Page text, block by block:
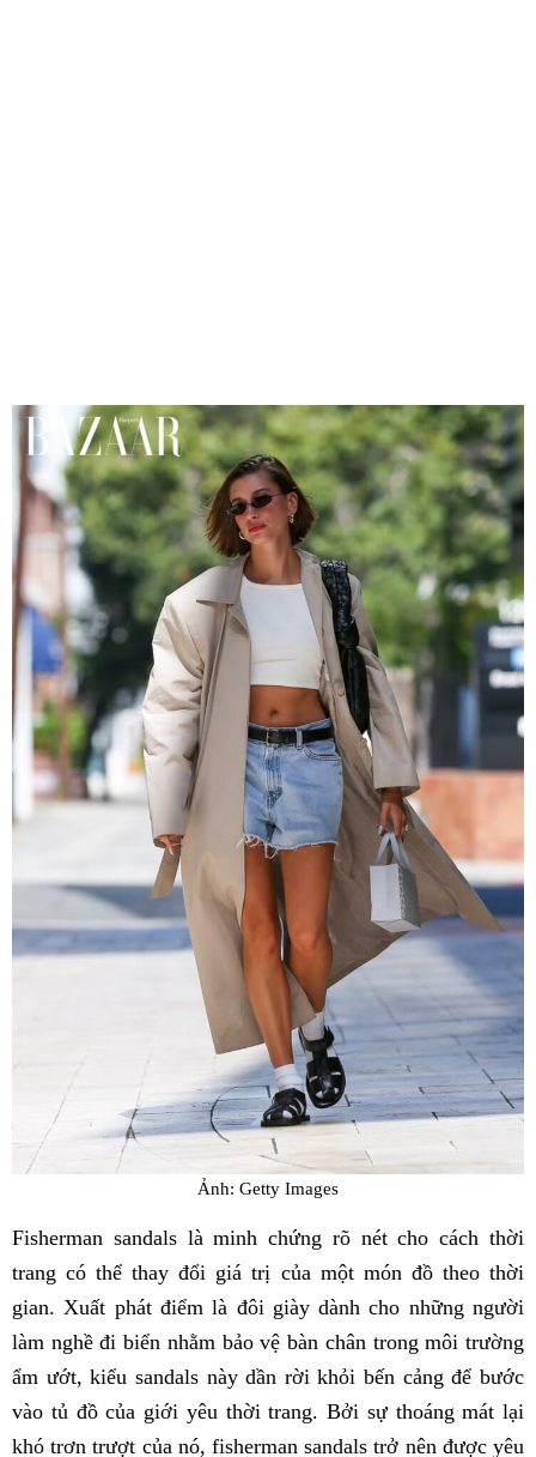
Ảnh: Getty Images
Fisherman sandals là minh chứng rõ nét cho cách thời
trang có thể thay đổi giá trị của một món đồ theo thời
gian. Xuất phát điểm là đôi giày dành cho những người
làm nghề đi biển nhằm bảo vệ bàn chân trong môi trường
ẩm ướt, kiểu sandals này dần rời khỏi bến cảng để bước
vào tủ đồ của giới yêu thời trang. Bởi sự thoáng mát lại
khó trơn trượt của nó, fisherman sandals trở nên được yêu